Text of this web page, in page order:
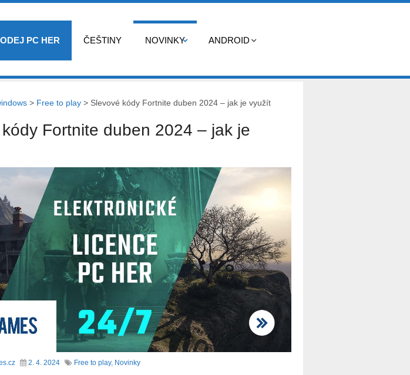
PC HER ČEŠTINY NOVINKY ANDROID
> Free to play> Slevové kódy Fortnite duben 2024 – jak je využít
Fortnite duben 2024 – jak je
2. 4. 2024 Free to play, Novinky